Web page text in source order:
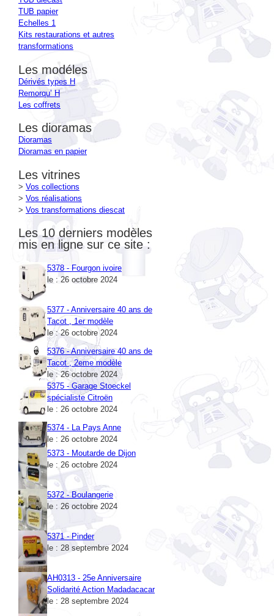
Echelles 1
Kits restaurations et autres
transformations
Les modéles
Dérivés types H
Remorqu’ H
Les coffrets
Les dioramas
Dioramas
Dioramas en papier
Les vitrines
>
Vos collections
>Vos réalisations
> Vos transformations diescat
Les 10 derniers modèles
mis en ligne sur ce site :
5378 - Fourgon ivoire
le : 26 octobre 2024
5376 - Anniversaire 40 ans de
Tacot , 2eme modèle
le : 26 octobre 2024
5375 - Garage Stoeckel
spécialiste Citroën
le : 26 octobre 2024
5374 - La Pays Anne
5373 - Moutarde de Dijon
5372 - Boulangerie
le : 26 octobre 2024
le : 28 septembre 2024
le : 28 septembre 2024
5370 - Bacardi